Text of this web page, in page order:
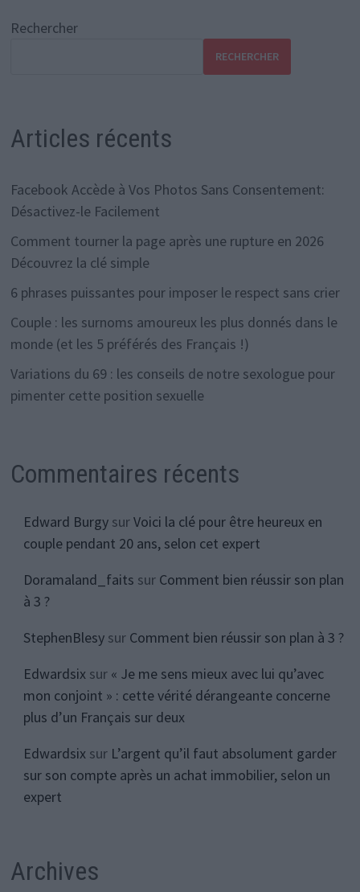
Rechercher
RECHERCHER
Articles récents
Facebook Accède à Vos Photos Sans Consentement:
Désactivez-le Facilement
Comment tourner la page après une rupture en 2026
Découvrez la clé simple
6 phrases puissantes pour imposer le respect sans crier
Couple : les surnoms amoureux les plus donnés dans le
monde (et les 5 préférés des Français !)
Variations du 69 : les conseils de notre sexologue pour
pimenter cette position sexuelle
Commentaires récents
Edward BurgysurVoici la clé pour être heureux en
couple pendant 20 ans, selon cet expert
Doramaland_faits sur Comment bien réussir son plan
à 3 ?
StephenBlesysur Comment bien réussir son plan à 3 ?
Edwardsixsur « Je me sens mieux avec lui qu’avec
mon conjoint » : cette vérité dérangeante concerne
plus d’un Français sur deux
Edwardsixsur L’argent qu’il faut absolument garder
sur son compte après un achat immobilier, selon un
expert
Archives